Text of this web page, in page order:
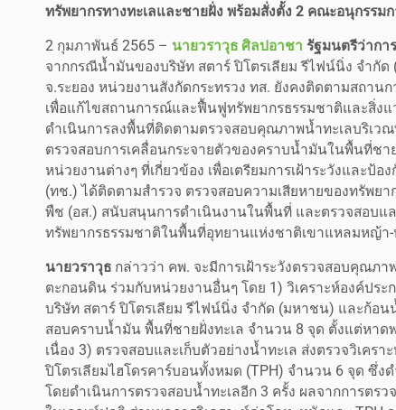
ทรัพยากรทางทะเลและชายฝั่ง พร้อมสั่งตั้ง 2 คณะอนุกรรม
2 กุมภาพันธ์ 2565 – นายวราวุธ ศิลปอาชา รัฐมนตรีว่ากา
จากกรณีน้ำมันของบริษัท สตาร์ ปิโตรเลียม รีไฟน์นิ่ง จำกั
จ.ระยอง หน่วยงานสังกัดกระทรวง ทส. ยังคงติดตามสถา
เพื่อแก้ไขสถานการณ์และฟื้นฟูทรัพยากรธรรมชาติและสิ่ง
ดำเนินการลงพื้นที่ติดตามตรวจสอบคุณภาพน้ำทะเลบริเ
ตรวจสอบการเคลื่อนกระจายตัวของคราบน้ำมันในพื้นที่ช
หน่วยงานต่างๆ ที่เกี่ยวข้อง เพื่อเตรียมการเฝ้าระวังและป้
(ทช.) ได้ติดตามสำรวจ ตรวจสอบความเสียหายของทรัพย
พืช (อส.) สนับสนุนการดำเนินงานในพื้นที่ และตรวจสอบแ
ทรัพยากรธรรมชาติในพื้นที่อุทยานแห่งชาติเขาแหลมหญ้า-
นายวราวุธ กล่าวว่า คพ. จะมีการเฝ้าระวังตรวจสอบคุณ
ตะกอนดิน ร่วมกับหน่วยงานอื่นๆ โดย 1) วิเคราะห์องค์ปร
บริษัท สตาร์ ปิโตรเลียม รีไฟน์นิ่ง จำกัด (มหาชน) และก้อ
สอบคราบน้ำมัน พื้นที่ชายฝั่งทะเล จำนวน 8 จุด ตั้งแต่หา
เนื่อง 3) ตรวจสอบและเก็บตัวอย่างน้ำทะเล ส่งตรวจวิเค
ปิโตรเลียมไฮโดรคาร์บอนทั้งหมด (TPH) จำนวน 6 จุด ซึ่ง
โดยดำเนินการตรวจสอบน้ำทะเลอีก 3 ครั้ง ผลจากการต